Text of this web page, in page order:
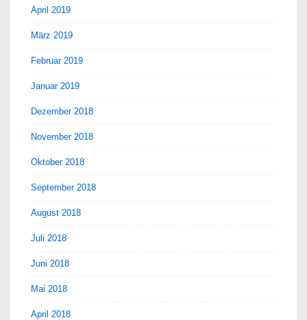
April 2019
März 2019
Februar 2019
Januar 2019
Dezember 2018
November 2018
Oktober 2018
September 2018
August 2018
Juli 2018
Juni 2018
Mai 2018
April 2018